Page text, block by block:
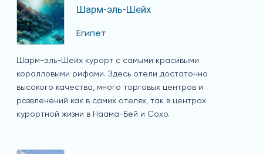
Шарм-эль-Шейх
Египет
Шарм-эль-Шейх курорт с самыми красивыми
коралловыми рифами. Здесь отели достаточно
высокого качества, много торговых центров и
развлечений как в самих отелях, так в центрах
курортной жизни в Наама-Бей и Сохо.